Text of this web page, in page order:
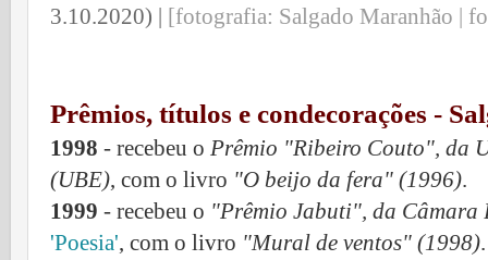
3.10.2020) | [fotografia: Salgado Maranhão |
Prêmios, títulos e condecorações -
1998 - recebeu o Prêmio "Ribeiro Couto", da
(UBE), com o livro "O beijo da fera" (1996).
1999 - recebeu o "Prêmio Jabuti", da
'Poesia', com o livro "Mural de ventos" (1998)